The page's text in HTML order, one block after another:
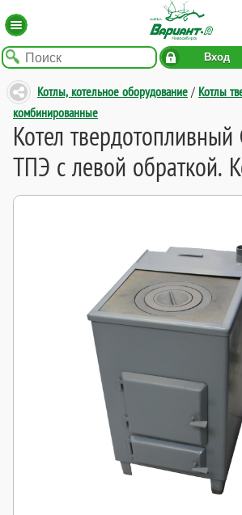
Вход
Котлы, котельное оборудование / Котлы
комбинированные
Котел
ТПЭ с левой обраткой.